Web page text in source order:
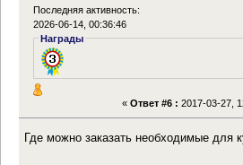
Последняя активность:
2026-06-14, 00:36:46
Награды
« Ответ #6 : 2017-03-27,
Где можно заказать необходимые для